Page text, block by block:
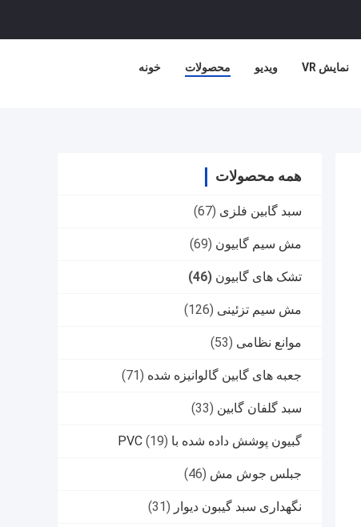
خونه محصولات ویدیو نمایش VR
همه محصولات
سبد گابین فلزی (67)
مش سیم گابیون (69)
تشک های گابیون (46)
مش سیم تزئینی (126)
موانع نظامی (53)
جعبه های گابین گالوانیزه شده (71)
سبد گلفان گابین (33)
گبیون پوشش داده شده با PVC (19)
جبلس جوش مش (46)
نگهداری سبد گیبون دیوار (31)